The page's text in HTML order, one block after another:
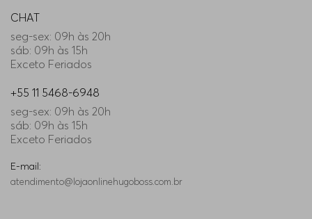
CHAT
seg-sex: 09h às 20h
sáb: 09h às 15h
Exceto Feriados
+55 11 5468-6948
seg-sex: 09h às 20h
sáb: 09h às 15h
Exceto Feriados
E-mail:
atendimento@lojaonlinehugoboss.com.br